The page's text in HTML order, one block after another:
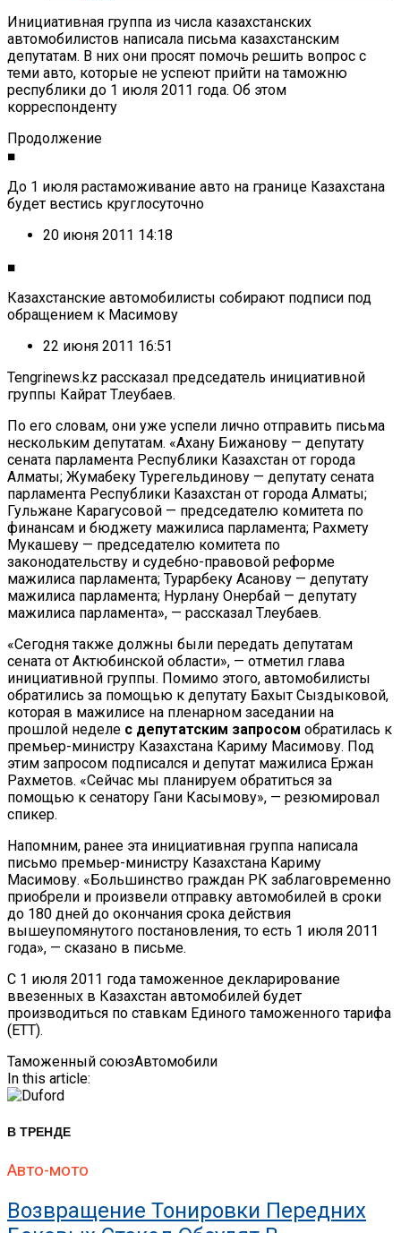
Инициативная группа из числа казахстанских
автомобилистов написала письма казахстанским
депутатам. В них они просят помочь решить вопрос с
теми авто, которые не успеют прийти на таможню
республики до 1 июля 2011 года. Об этом
корреспонденту
Продолжение
■
До 1 июля растаможивание авто на границе Казахстана
будет вестись круглосуточно
20 июня 2011 14:18
■
Казахстанские автомобилисты собирают подписи под
обращением к Масимову
22 июня 2011 16:51
Tengrinews.kz рассказал председатель инициативной
группы Кайрат Тлеубаев.
По его словам, они уже успели лично отправить письма
нескольким депутатам. «Ахану Бижанову — депутату
сената парламента Республики Казахстан от города
Алматы; Жумабеку Турегельдинову — депутату сената
парламента Республики Казахстан от города Алматы;
Гульжане Карагусовой — председателю комитета по
финансам и бюджету мажилиса парламента; Рахмету
Мукашеву — председателю комитета по
законодательству и судебно-правовой реформе
мажилиса парламента; Турарбеку Асанову — депутату
мажилиса парламента; Нурлану Онербай — депутату
мажилиса парламента», — рассказал Тлеубаев.
«Сегодня также должны были передать депутатам
сената от Актюбинской области», — отметил глава
инициативной группы. Помимо этого, автомобилисты
обратились за помощью к депутату Бахыт Сыздыковой,
которая в мажилисе на пленарном заседании на
прошлой неделе с депутатским запросом обратилась к
премьер-министру Казахстана Кариму Масимову. Под
этим запросом подписался и депутат мажилиса Ержан
Рахметов. «Сейчас мы планируем обратиться за
помощью к сенатору Гани Касымову», — резюмировал
спикер.
Напомним, ранее эта инициативная группа написала
письмо премьер-министру Казахстана Кариму
Масимову. «Большинство граждан РК заблаговременно
приобрели и произвели отправку автомобилей в сроки
до 180 дней до окончания срока действия
вышеупомянутого постановления, то есть 1 июля 2011
года», — сказано в письме.
С 1 июля 2011 года таможенное декларирование
ввезенных в Казахстан автомобилей будет
производиться по ставкам Единого таможенного тарифа
(ЕТТ).
Таможенный союзАвтомобили
In this article:
В ТРЕНДЕ
Авто-мото
Возвращение Тонировки Передних